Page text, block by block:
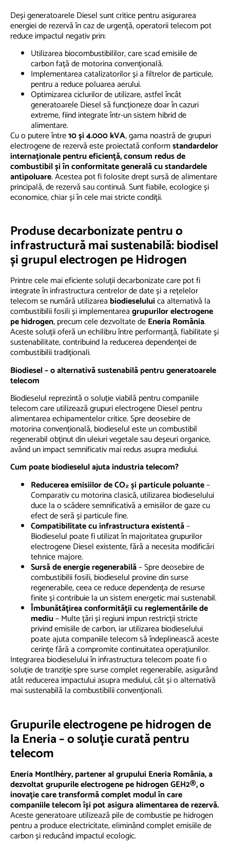
Deși generatoarele Diesel sunt critice pentru asigurarea
energiei de rezervă în caz de urgență, operatorii telecom pot
reduce impactul negativ prin:
Utilizarea biocombustibililor, care scad emisiile de
carbon față de motorina convențională.
Implementarea catalizatorilor și a filtrelor de particule,
pentru a reduce poluarea aerului.
Optimizarea ciclurilor de utilizare, astfel încât
generatoarele Diesel să funcționeze doar în cazuri
extreme, fiind integrate într-un sistem hibrid de
alimentare.
Cu o putere între10 și 4.000 kVA, gama noastră de grupuri
electrogene de rezervă este proiectată conformstandardelor
internaționale pentru eficiență, consum redus de
combustibil și în conformitate generală cu standardele
antipoluare. Acestea pot fi folosite drept sursă de alimentare
principală, de rezervă sau continuă. Sunt fiabile, ecologice și
economice, chiar și în cele mai stricte condiții.
Produse decarbonizate pentru o
infrastructură mai sustenabilă: biodisel
și grupul electrogen pe Hidrogen
Printre cele mai eficiente soluții decarbonizate care pot fi
integrate în infrastructura centrelor de date și a rețelelor
telecom se numără utilizarea biodieseluluica alternativă la
combustibilii fosili și implementareagrupurilor electrogene
pe hidrogen, precum cele dezvoltate deEneria România.
Aceste soluții oferă un echilibru între performanță, fiabilitate și
sustenabilitate, contribuind la reducerea dependenței de
combustibilii tradiționali.
Biodiesel – o alternativă sustenabilă pentru generatoarele
telecom
Biodieselul reprezintă o soluție viabilă pentru companiile
telecom care utilizează grupuri electrogene Diesel pentru
alimentarea echipamentelor critice. Spre deosebire de
motorina convențională, biodieselul este un combustibil
regenerabil obținut din uleiuri vegetale sau deșeuri organice,
având un impact semnificativ mai redus asupra mediului.
Cum poate biodieselul ajuta industria telecom?
Reducerea emisiilor de CO₂și particule poluante–
Comparativ cu motorina clasică, utilizarea biodieselului
duce la o scădere semnificativă a emisiilor de gaze cu
efect de seră și particule fine.
Compatibilitate cu infrastructura existentă–
Biodieselul poate fi utilizat în majoritatea grupurilor
electrogene Diesel existente, fără a necesita modificări
tehnice majore.
Sursă de energie regenerabilă– Spre deosebire de
combustibilii fosili, biodieselul provine din surse
regenerabile, ceea ce reduce dependența de resurse
finite și contribuie la un sistem energetic mai sustenabil.
Îmbunătățirea conformității cu reglementările de
mediu– Multe țări și regiuni impun restricții stricte
privind emisiile de carbon, iar utilizarea biodieselului
poate ajuta companiile telecom să îndeplinească aceste
cerințe fără a compromite continuitatea operațiunilor.
Integrarea biodieselului în infrastructura telecom poate fi o
soluție de tranziție spre surse complet regenerabile, asigurând
atât reducerea impactului asupra mediului, cât și o alternativă
mai sustenabilă la combustibilii convenționali.
Grupurile electrogene pe hidrogen de
la Eneria – o soluție curată pentru
telecom
Eneria Montlhéry, partener al grupului Eneria România, a
dezvoltat grupurile electrogene pe hidrogen GEH2®, o
inovație care transformă complet modul în care
companiile telecom își pot asigura alimentarea de rezervă.
Aceste generatoare utilizează pile de combustie pe hidrogen
pentru a produce electricitate, eliminând complet emisiile de
carbon și reducând impactul ecologic.